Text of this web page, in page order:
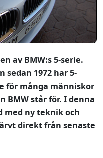
av BMW:s 5-serie.
sedan 1972 har 5-
för många människor
BMW står för. I denna
med ny teknik och
direkt från senaste